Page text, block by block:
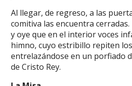
Al llegar, de regreso, a las
comitiva las encuentra
y oye que en el interior voces
himno, cuyo estribillo repiten
entrelazándose en un porfiado
de Cristo Rey.